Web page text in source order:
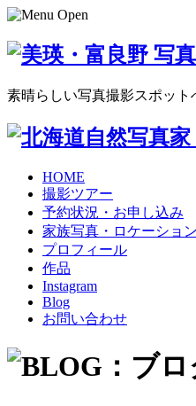
素晴らしい写真撮影スポット
HOME
撮影ツアー
予約状況・お申し込み
家族写真・ロケーショ
プロフィール
作品
Instagram
Blog
お問い合わせ